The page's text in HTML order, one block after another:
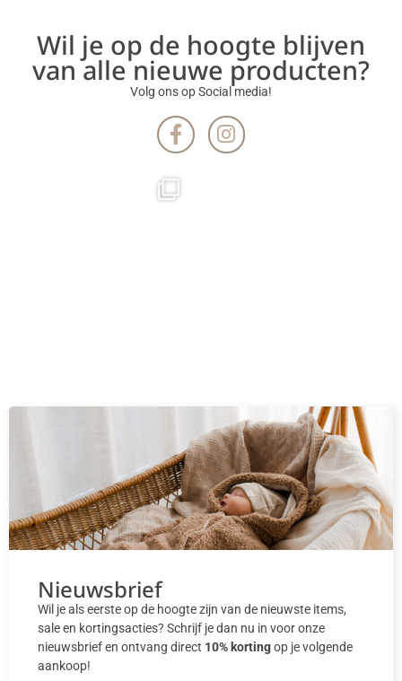
Wil je op de hoogte blijven
van alle nieuwe producten?
Volg ons op Social media!
Nieuwsbrief
Wil je als eerste op de hoogte zijn van de nieuwste items,
sale en kortingsacties? Schrijf je dan nu in voor onze
nieuwsbrief en ontvang direct 10% kortingop je volgende
aankoop!